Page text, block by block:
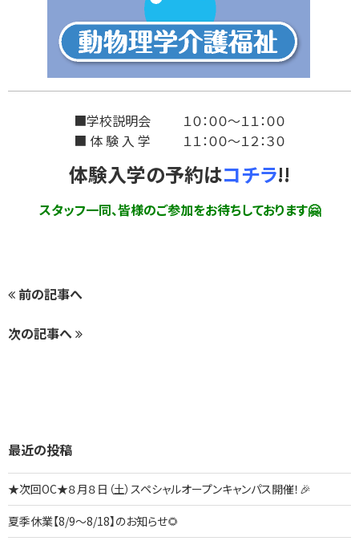
■学校説明会 １０：００～１１：００
■ 体 験 入 学 １１：００～１２：３０
体験入学の予約はコチラ!!
スタッフ一同、皆様のご参加をお待ちしております🤗
前の記事へ
次の記事へ
最近の投稿
★次回OC★８月８日（土）スペシャルオープンキャンパス開催！🎉
夏季休業【8/9～8/18】のお知らせ🌻